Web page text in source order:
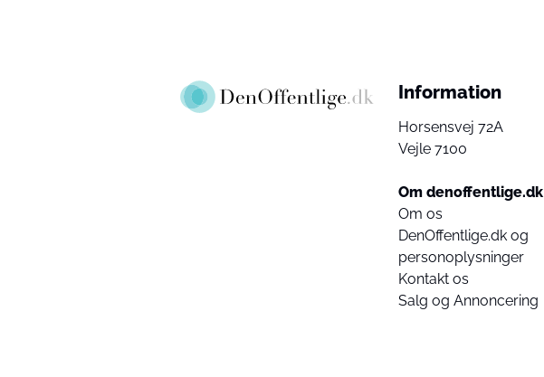
Information
Horsensvej 72A
Vejle 7100
Om denoffentlige.dk
Om os
DenOffentlige.dk og
personoplysninger
Kontakt os
Salg og Annoncering